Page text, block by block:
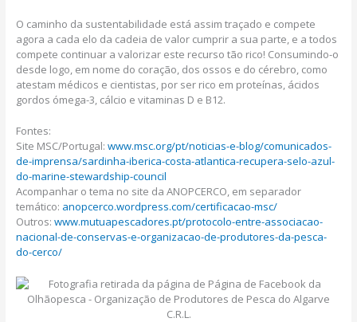
O caminho da sustentabilidade está assim traçado e compete
agora a cada elo da cadeia de valor cumprir a sua parte, e a todos
compete continuar a valorizar este recurso tão rico! Consumindo-o
desde logo, em nome do coração, dos ossos e do cérebro, como
atestam médicos e cientistas, por ser rico em proteínas, ácidos
gordos ómega-3, cálcio e vitaminas D e B12.
Fontes:
Site MSC/Portugal:www.msc.org/pt/noticias-e-blog/comunicados-
de-imprensa/sardinha-iberica-costa-atlantica-recupera-selo-azul-
do-marine-stewardship-council
Acompanhar o tema no site da ANOPCERCO, em separador
temático: anopcerco.wordpress.com/certificacao-msc/
Outros:www.mutuapescadores.pt/protocolo-entre-associacao-
nacional-de-conservas-e-organizacao-de-produtores-da-pesca-
do-cerco/